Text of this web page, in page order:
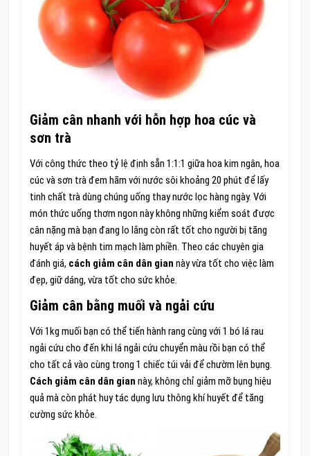
Giảm cân nhanh với hỗn hợp hoa cúc và
sơn trà
Với công thức theo tỷ lệ định sẵn 1:1:1 giữa hoa kim ngân, hoa
cúc và sơn trà đem hãm với nước sôi khoảng 20 phút để lấy
tinh chất trà dùng chúng uống thay nước lọc hàng ngày. Với
món thức uống thơm ngon này không những kiểm soát được
cân nặng mà bạn đang lo lắng còn rất tốt cho người bị tăng
huyết áp và bệnh tim mạch làm phiền. Theo các chuyên gia
đánh giá, cách giảm cân dân gian này vừa tốt cho việc làm
đẹp, giữ dáng, vừa tốt cho sức khỏe.
Giảm cân bằng muối và ngải cứu
Với 1kg muối bạn có thể tiến hành rang cùng với 1 bó lá rau
ngải cứu cho đến khi lá ngải cứu chuyển màu rồi bạn có thể
cho tất cả vào cùng trong 1 chiếc túi vải để chườm lên bụng.
Cách giảm cân dân gian này, không chỉ giảm mỡ bụng hiệu
quả mà còn phát huy tác dụng lưu thông khí huyết để tăng
cường sức khỏe.